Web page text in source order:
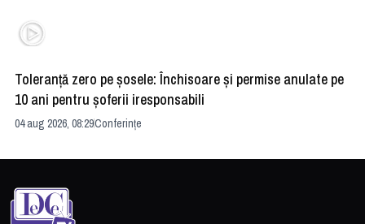
Toleranță zero pe șosele: Închisoare și permise anulate pe
10 ani pentru șoferii iresponsabili
04 aug 2026, 08:29Conferințe